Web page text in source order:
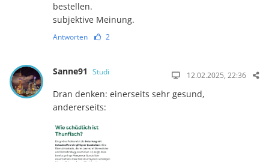
bestellen.
subjektive Meinung.
Antworten 2
Sanne91 Studi 12.02.2025, 22:36
Dran denken: einerseits sehr gesund,
andererseits: